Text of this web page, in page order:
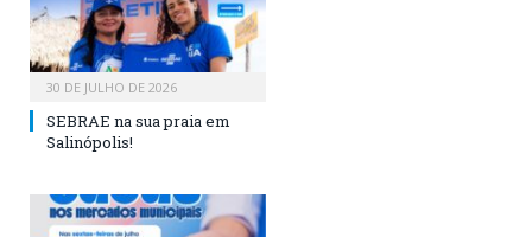
30 DE JULHO DE 2026
SEBRAE na sua praia em
Salinópolis!